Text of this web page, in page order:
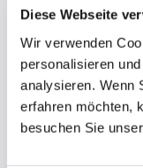
Diese Webseite
Wir verwenden
personalisieren
analysieren. Wenn
erfahren möchten,
besuchen Sie
de la
PROTEC répond
matière de
approbations et
UL, CSA, BSA, DIN
prouvent